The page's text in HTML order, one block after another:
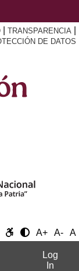
TRANSPARENCIA
DE DATOS
A+ A- A
Log
In